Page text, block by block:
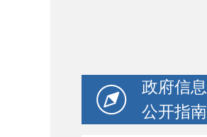
政府信息
公开指南